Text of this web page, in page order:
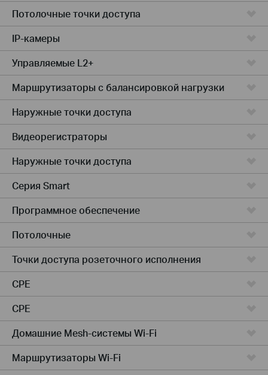
Потолочные точки доступа
IP-камеры
Управляемые L2+
Маршрутизаторы с балансировкой нагрузки
Наружные точки доступа
Видеорегистраторы
Наружные точки доступа
Серия Smart
Программное обеспечение
Потолочные
Точки доступа розеточного исполнения
CPE
CPE
Домашние Mesh-системы Wi-Fi
Маршрутизаторы Wi-Fi